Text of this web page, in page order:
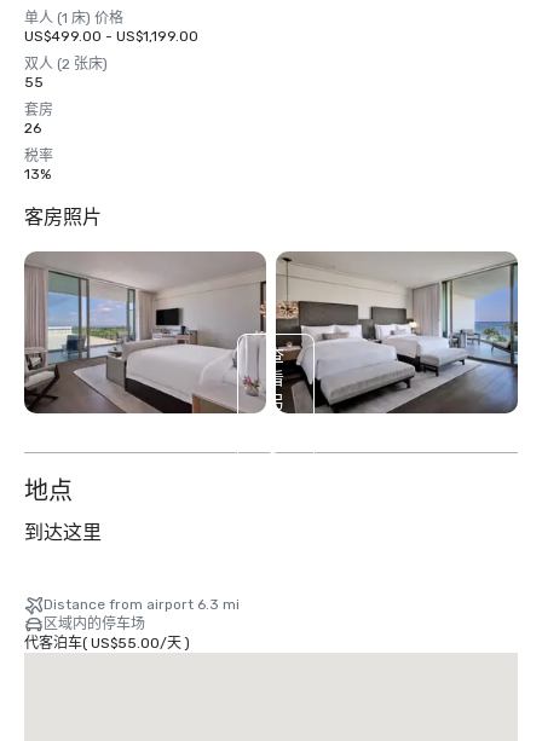
单人 (1 床) 价格
US$499.00 - US$1,199.00
双人 (2 张床)
55
套房
26
税率
13%
客房照片
查
看
另
8
地点
到达这里
Distance from airport 6.3 mi
区域内的停车场
代客泊车( US$55.00/天)